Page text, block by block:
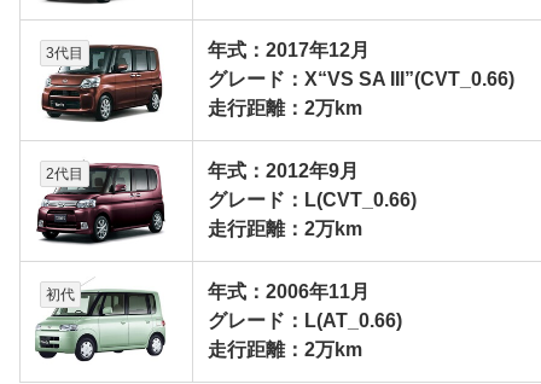
3代目
年式：2017年12月
グレード：X“VS SA III”(CVT_0.66)
走行距離：2万km
2代目
年式：2012年9月
グレード：L(CVT_0.66)
走行距離：2万km
初代
年式：2006年11月
グレード：L(AT_0.66)
走行距離：2万km